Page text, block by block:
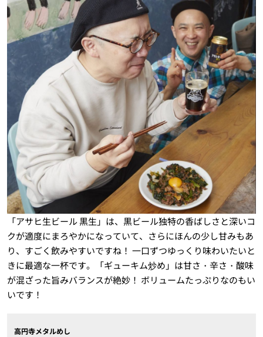
「アサヒ生ビール 黒生」は、黒ビール独特の香ばしさと深いコ
クが適度にまろやかになっていて、さらにほんの少し甘みもあ
り、すごく飲みやすいですね！ 一口ずつゆっくり味わいたいと
きに最適な一杯です。「ギューキム炒め」は甘さ・辛さ・酸味
が混ざった旨みバランスが絶妙！ ボリュームたっぷりなのもい
いです！
高円寺メタルめし